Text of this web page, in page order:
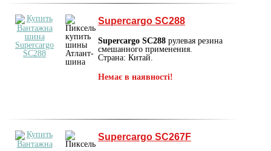
Supercargo SC288
Supercargo SC288 рулевая резина
смешанного применения.
Страна: Китай.
Немає в наявності!
Supercargo SC267F